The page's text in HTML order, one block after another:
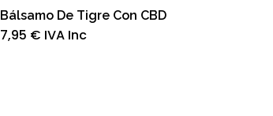
Bálsamo De Tigre Con CBD
7,95 € IVA Inc